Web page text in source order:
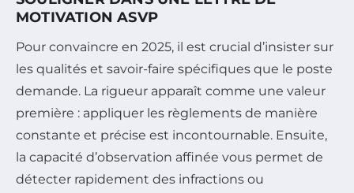
MOTIVATION ASVP
Pour convaincre en 2025, il est crucial d’insister sur
les qualités et savoir-faire spécifiques que le poste
demande. La rigueur apparaît comme une valeur
première : appliquer les règlements de manière
constante et précise est incontournable. Ensuite,
la capacité d’observation affinée vous permet de
détecter rapidement des infractions ou